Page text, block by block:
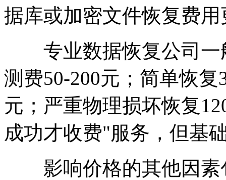
据库或加密文件恢复费用
专业数据恢复公司一
测费50-200元；简单恢复
元；严重物理损坏恢复
成功才收费"服务，但基
影响价格的其他因素